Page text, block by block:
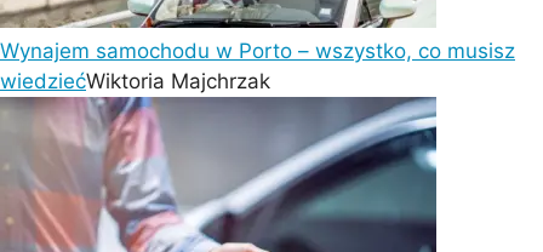
Wynajem samochodu w Porto – wszystko, co musisz
wiedziećWiktoria Majchrzak